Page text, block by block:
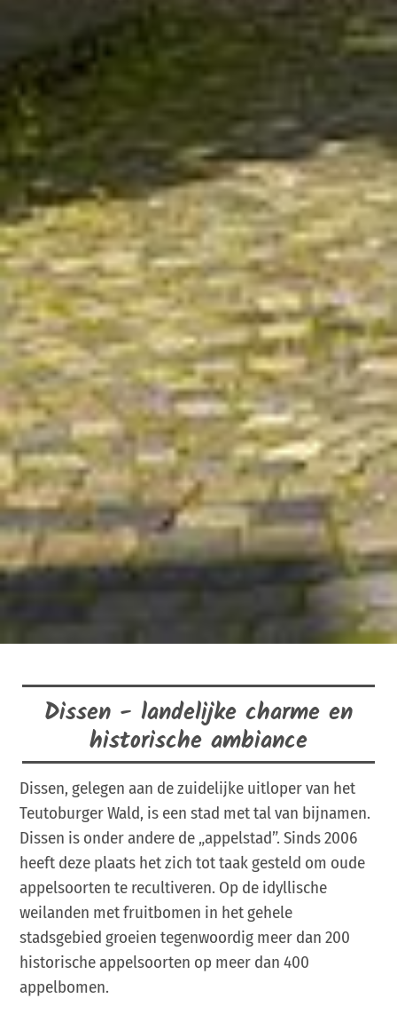
Dissen - landelijke charme en
historische ambiance
Dissen, gelegen aan de zuidelijke uitloper van het
Teutoburger Wald, is een stad met tal van bijnamen.
Dissen is onder andere de „appelstad”. Sinds 2006
heeft deze plaats het zich tot taak gesteld om oude
appelsoorten te recultiveren. Op de idyllische
weilanden met fruitbomen in het gehele
stadsgebied groeien tegenwoordig meer dan 200
historische appelsoorten op meer dan 400
appelbomen.